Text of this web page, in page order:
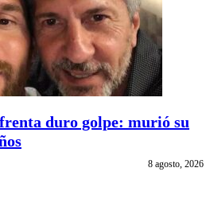
duro golpe: murió su
8 agosto, 2026